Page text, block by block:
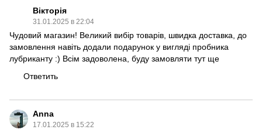
Вікторія
31.01.2025 в 22:04
Чудовий магазин! Великий вибір товарів, швидка доставка, до
замовлення навіть додали подарунок у вигляді пробника
лубриканту :) Всім задоволена, буду замовляти тут ще
Ответить
Anna
17.01.2025 в 15:22